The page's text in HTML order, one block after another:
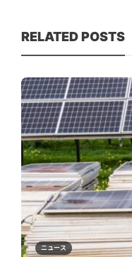
RELATED POSTS
ニュース